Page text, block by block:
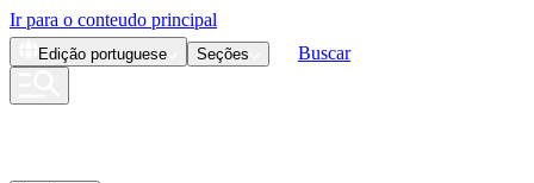
Ir para o conteudo principal
Edição portuguese Seções Buscar